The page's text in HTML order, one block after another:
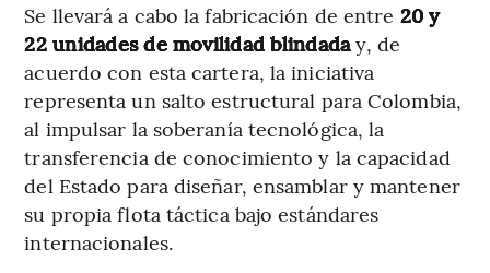
Se llevará a cabo la fabricación de entre 20 y
22 unidades de movilidad blindaday, de
acuerdo con esta cartera, la iniciativa
representa un salto estructural para Colombia,
al impulsar la soberanía tecnológica, la
transferencia de conocimiento y la capacidad
del Estado para diseñar, ensamblar y mantener
su propia flota táctica bajo estándares
internacionales.